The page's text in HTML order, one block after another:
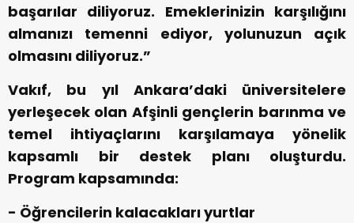
başarılar diliyoruz. Emeklerinizin karşılığını
almanızı temenni ediyor, yolunuzun açık
olmasını diliyoruz.”
Vakıf, bu yıl Ankara’daki üniversitelere
yerleşecek olan Afşinli gençlerin barınma ve
temel ihtiyaçlarını karşılamaya yönelik
kapsamlı bir destek planı oluşturdu.
Program kapsamında:
- Öğrencilerin kalacakları yurtlar